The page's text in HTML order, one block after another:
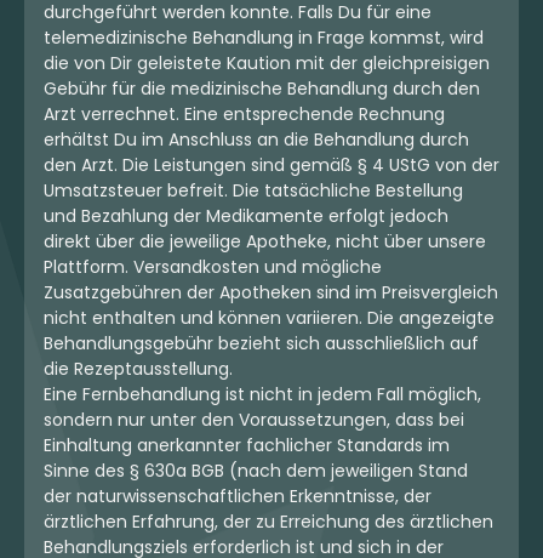
mehr laden
durchgeführt werden konnte. Falls Du für eine
telemedizinische Behandlung in Frage kommst, wird
die von Dir geleistete Kaution mit der gleichpreisigen
Gebühr für die medizinische Behandlung durch den
Arzt verrechnet. Eine entsprechende Rechnung
erhältst Du im Anschluss an die Behandlung durch
den Arzt. Die Leistungen sind gemäß § 4 UStG von der
Umsatzsteuer befreit. Die tatsächliche Bestellung
und Bezahlung der Medikamente erfolgt jedoch
direkt über die jeweilige Apotheke, nicht über unsere
Plattform. Versandkosten und mögliche
Zusatzgebühren der Apotheken sind im Preisvergleich
nicht enthalten und können variieren. Die angezeigte
Behandlungsgebühr bezieht sich ausschließlich auf
die Rezeptausstellung.
Eine Fernbehandlung ist nicht in jedem Fall möglich,
sondern nur unter den Voraussetzungen, dass bei
Einhaltung anerkannter fachlicher Standards im
Sinne des § 630a BGB (nach dem jeweiligen Stand
der naturwissenschaftlichen Erkenntnisse, der
ärztlichen Erfahrung, der zu Erreichung des ärztlichen
Behandlungsziels erforderlich ist und sich in der